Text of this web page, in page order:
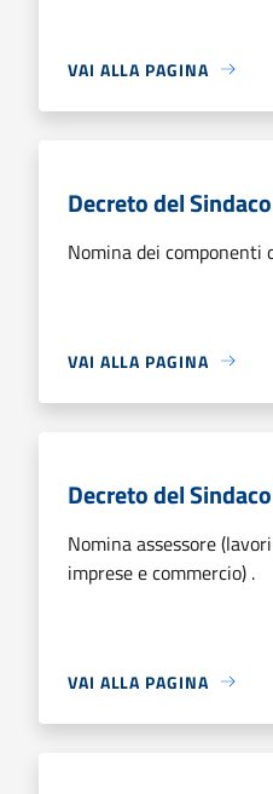
VAI ALLA PAGINA
Decreto del
Nomina dei componenti
VAI ALLA PAGINA
Decreto del
Nomina assessore
imprese e commercio) .
VAI ALLA PAGINA